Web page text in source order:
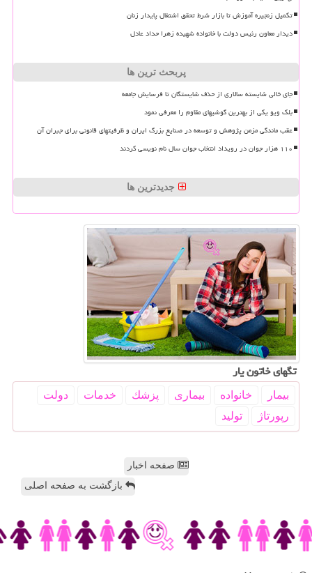
تکمیل زنجیره آموزش تا بازار شرط تحقق اشتغال پایدار زنان
دیدار معاون رئیس دولت با خانواده شهیده زهرا حداد عادل
پربحث ترین ها
جای خالی شایسته سالاری از حذف شایستگان تا فرسایش جامعه
بلک ویو یکی از بهترین گوشیهای مقاوم را معرفی نمود
عقب ماندگی مزمن پژوهش و توسعه در صنایع بزرگ ایران و ظرفیتهای قانونی برای جبران آن
۱۱۰ هزار جوان در رویداد انتخاب جوان سال نام نویسی کردند
جدیدترین ها
تگهای خاتون یار
بیمار خانواده بیماری پزشك خدمات
دولت
رپورتاژ
تولید
صفحه اخبار
بازگشت به صفحه اصلی